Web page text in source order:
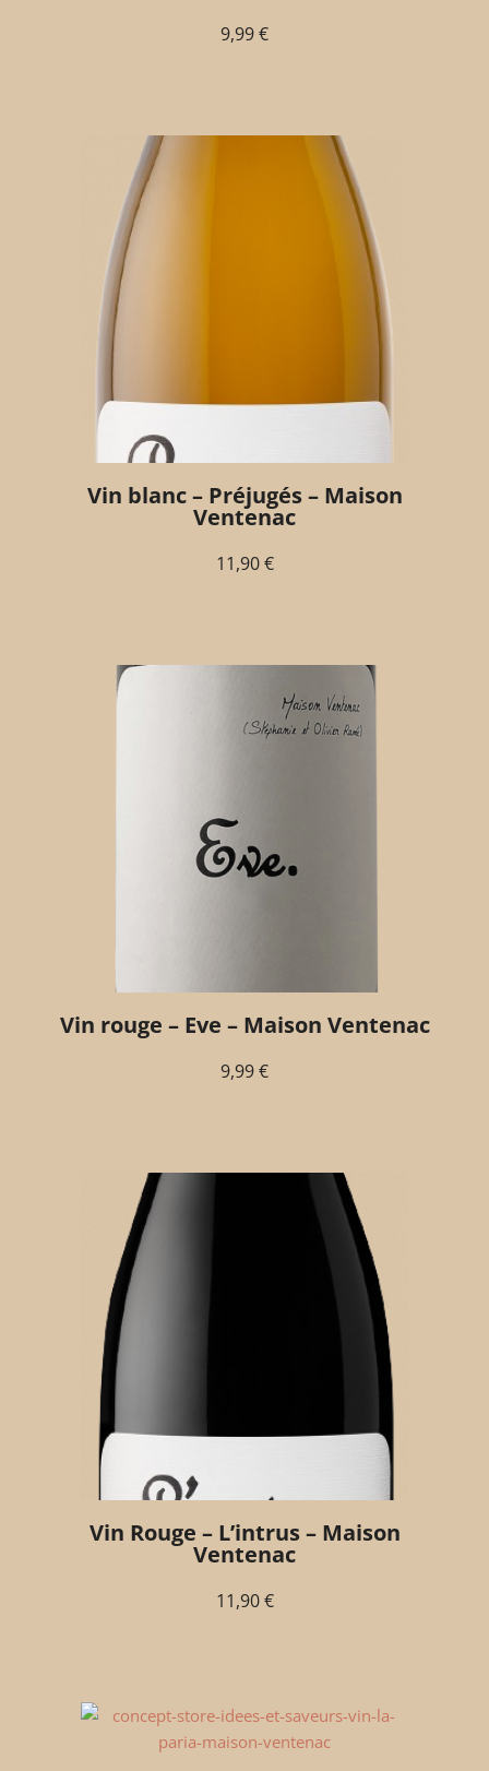
9,99€
Vin blanc – Préjugés – Maison
Ventenac
11,90€
Vin rouge – Eve – Maison Ventenac
9,99€
Vin Rouge – L’intrus – Maison
Ventenac
11,90€